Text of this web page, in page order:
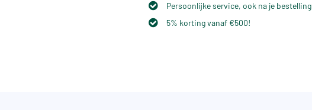
Persoonlijke service, ook na je bestelling
5% korting vanaf €500!